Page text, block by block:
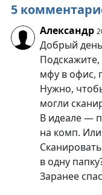
5
Александр
Добрый
Подскажите,
мфу в офис,
Нужно,
могли
В идеале —
на комп. Или
в одну
Заранее